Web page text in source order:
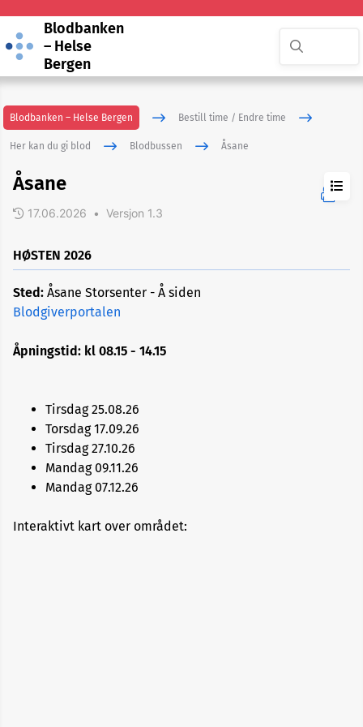
Blodbanken
– Helse
Bergen
Blodbanken – Helse Bergen Bestill time / Endre time
Her kan du gi blod Blodbussen Åsane
Om
Askøy
Equinor
Knarvik
Lagunen
Media
City
Åsane
17.06.2026 • Versjon 1.3
HØSTEN 2026
Sted: Åsane Storsenter - Å siden
Blodgiverportalen
Åpningstid: kl 08.15 - 14.15
Tirsdag 25.08.26
Torsdag 17.09.26
Tirsdag 27.10.26
Mandag 09.11.26
Mandag 07.12.26
Interaktivt kart over området: